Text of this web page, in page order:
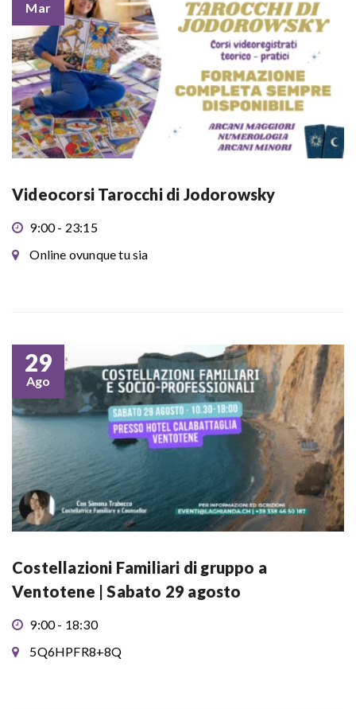
Mar
Videocorsi Tarocchi di Jodorowsky
9:00 - 23:15
Online ovunque tu sia
29
Ago
Costellazioni Familiari di gruppo a
Ventotene | Sabato 29 agosto
9:00 - 18:30
5Q6HPFR8+8Q